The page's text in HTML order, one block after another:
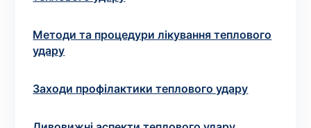
Методи та процедури лікування теплового
удару
Заходи профілактики теплового удару
Номер телефону